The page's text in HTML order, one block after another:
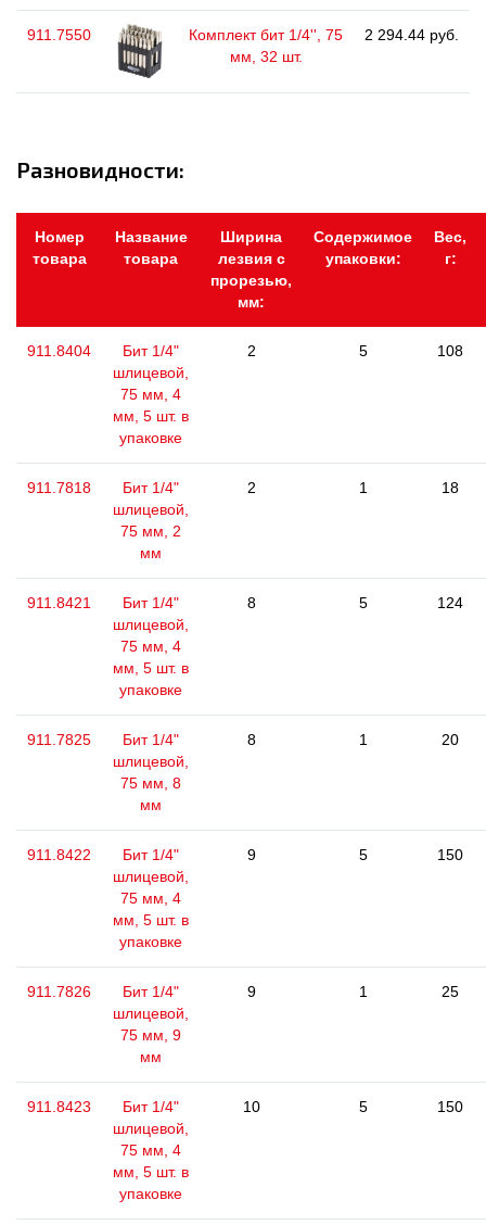
911.7550
Комплект бит 1/4'', 75
мм, 32 шт.
2 294.44 руб.
Разновидности:
Номер
товара
Название
товара
Ширина
лезвия с
прорезью,
мм:
Содержимое
упаковки:
Вес,
г:
911.8404
Бит 1/4"
шлицевой,
75 мм, 4
мм, 5 шт. в
упаковке
2 5 108
911.7818
Бит 1/4"
шлицевой,
75 мм, 2
мм
2 1 18
911.8421
Бит 1/4"
шлицевой,
75 мм, 4
мм, 5 шт. в
упаковке
8 5 124
911.7825
Бит 1/4"
шлицевой,
75 мм, 8
мм
8 1 20
911.8422
Бит 1/4"
шлицевой,
75 мм, 4
мм, 5 шт. в
упаковке
9 5 150
911.7826
Бит 1/4"
шлицевой,
75 мм, 9
мм
9 1 25
911.8423
Бит 1/4"
шлицевой,
75 мм, 4
мм, 5 шт. в
упаковке
10 5 150